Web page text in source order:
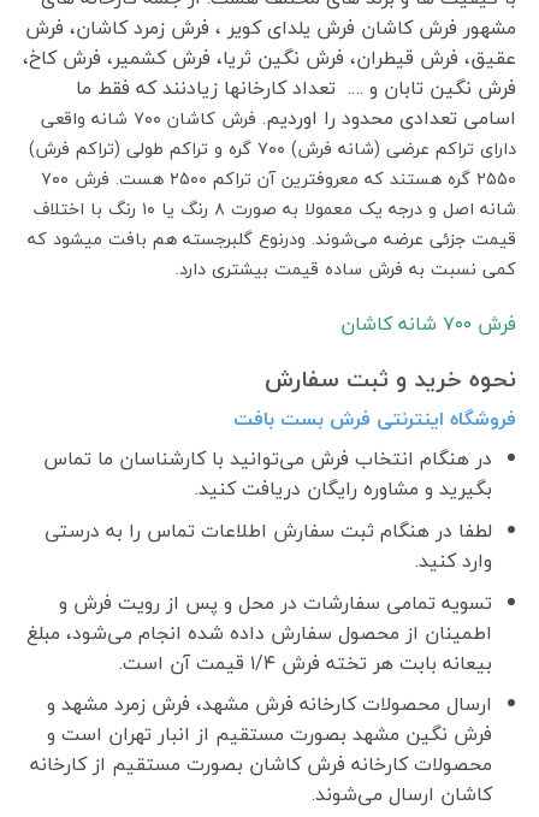
مشهور فرش کاشان فرش یلدای کویر ، فرش زمرد کاشان، فرش
عقیق، فرش قیطران، فرش نگین ثریا، فرش کشمیر، فرش کاخ،
فرش نگین تابان و …. تعداد کارخانها زیادنند که فقط ما
اسامی تعدادی محدود را اوردیم.
فرش کاشان ۷۰۰ شانه واقعی
دارای تراکم عرضی (شانه فرش) ۷۰۰ گره و تراکم طولی (تراکم فرش)
۲۵۵۰ گره هستند که معروفترین آن تراکم ۲۵۰۰ هست. فرش ۷۰۰
شانه اصل و درجه یک معمولا به صورت ۸ رنگ یا ۱۰ رنگ با اختلاف
قیمت جزئی عرضه می‌شوند. ودرنوع گلبرجسته هم بافت میشود که
کمی نسبت به فرش ساده قیمت بیشتری دارد.
فرش ٧٠٠ شانه کاشان
نحوه خرید و ثبت سفارش
فروشگاه اینترنتی فرش بست بافت
در هنگام انتخاب فرش می‌توانید با کارشناسان ما تماس
بگیرید و مشاوره رایگان دریافت کنید.
لطفا در هنگام ثبت سفارش اطلاعات تماس را به درستی
وارد کنید.
تسویه تمامی سفارشات در محل و پس از رویت فرش و
اطمینان از محصول سفارش داده شده انجام می‌شود، مبلغ
بیعانه بابت هر تخته فرش ۱/۴ قیمت آن است.
ارسال محصولات کارخانه فرش مشهد، فرش زمرد مشهد و
فرش نگین مشهد بصورت مستقیم از انبار تهران است و
محصولات کارخانه فرش کاشان بصورت مستقیم از کارخانه
کاشان ارسال می‌شوند.